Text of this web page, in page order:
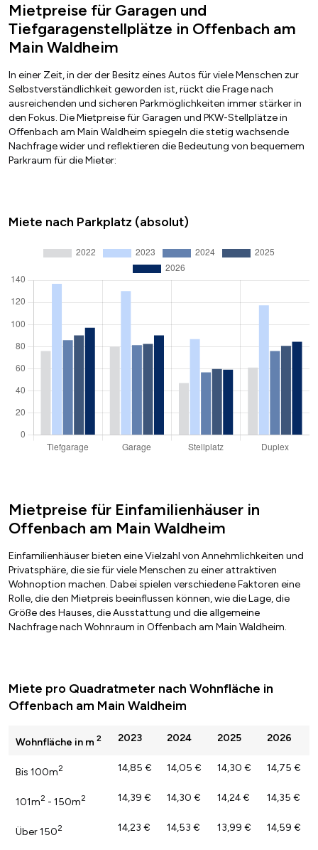
Mietpreise für Garagen und
Tiefgaragenstellplätze in Offenbach am
Main Waldheim
In einer Zeit, in der der Besitz eines Autos für viele Menschen zur
Selbstverständlichkeit geworden ist, rückt die Frage nach
ausreichenden und sicheren Parkmöglichkeiten immer stärker in
den Fokus. Die Mietpreise für Garagen und PKW-Stellplätze in
Offenbach am Main Waldheim spiegeln die stetig wachsende
Nachfrage wider und reflektieren die Bedeutung von bequemem
Parkraum für die Mieter:
Miete nach Parkplatz (absolut)
Mietpreise für Einfamilienhäuser in
Offenbach am Main Waldheim
Einfamilienhäuser bieten eine Vielzahl von Annehmlichkeiten und
Privatsphäre, die sie für viele Menschen zu einer attraktiven
Wohnoption machen. Dabei spielen verschiedene Faktoren eine
Rolle, die den Mietpreis beeinflussen können, wie die Lage, die
Größe des Hauses, die Ausstattung und die allgemeine
Nachfrage nach Wohnraum in Offenbach am Main Waldheim.
Miete pro Quadratmeter nach Wohnfläche in
Offenbach am Main Waldheim
Wohnfläche in m 2 2023 2024 2025 2026
Bis 100m2 14,85 € 14,05 € 14,30 € 14,75 €
101m2 - 150m2 14,39 € 14,30 € 14,24 € 14,35 €
Über 1502 14,23 € 14,53 € 13,99 € 14,59 €